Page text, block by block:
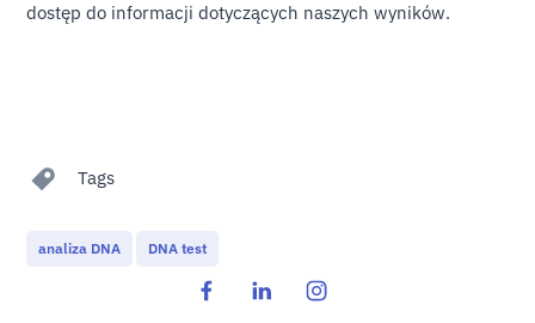
dostęp do informacji dotyczących naszych wyników.
Tags
analiza DNA DNA test